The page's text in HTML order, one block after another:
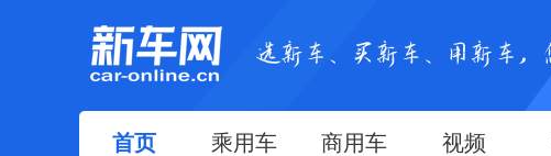
首页 乘用车 商用车 视频